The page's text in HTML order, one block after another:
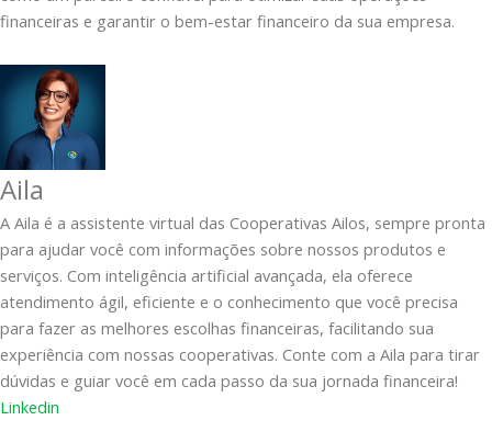
financeiras e garantir o bem-estar financeiro da sua empresa.
Aila
A Aila é a assistente virtual das Cooperativas Ailos, sempre pronta
para ajudar você com informações sobre nossos produtos e
serviços. Com inteligência artificial avançada, ela oferece
atendimento ágil, eficiente e o conhecimento que você precisa
para fazer as melhores escolhas financeiras, facilitando sua
experiência com nossas cooperativas. Conte com a Aila para tirar
dúvidas e guiar você em cada passo da sua jornada financeira!
Linkedin